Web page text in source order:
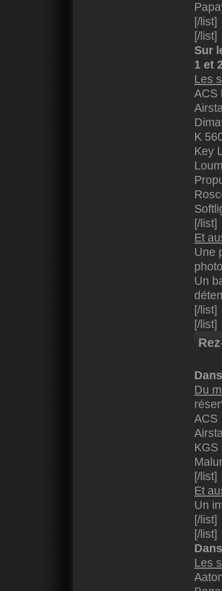
[/list]
[/list]
Sur
1 et
Les
ACS
K
Key
[/list]
Et
Une
Un
[/list]
[/list]
Du
ACS
KGS
[/list]
Et
Un
[/list]
[/list]
Les